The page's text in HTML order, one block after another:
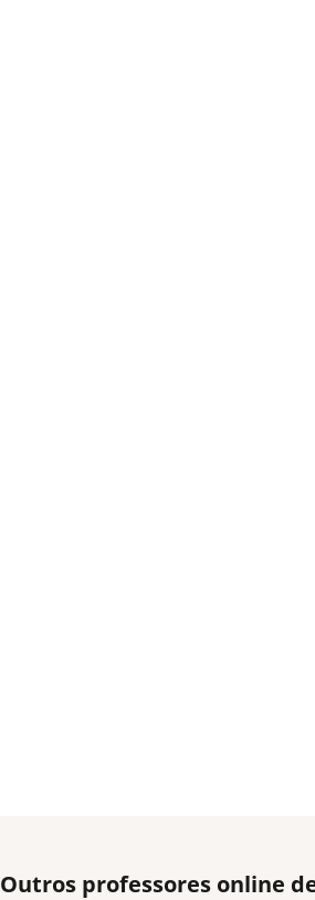
Outros professores online